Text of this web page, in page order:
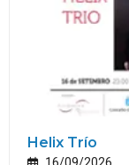
Helix Trío